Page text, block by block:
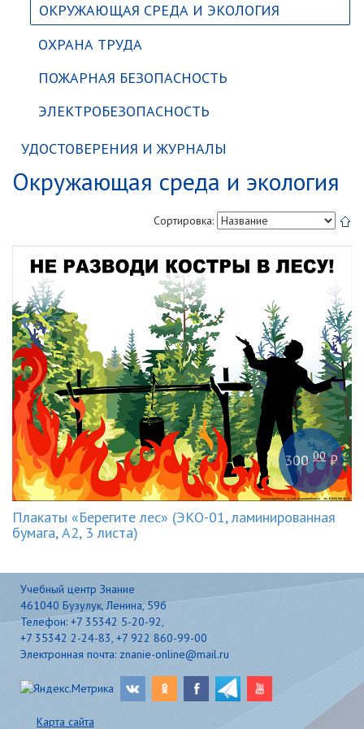
ОКРУЖАЮЩАЯ СРЕДА И ЭКОЛОГИЯ
ОХРАНА ТРУДА
ПОЖАРНАЯ БЕЗОПАСНОСТЬ
ЭЛЕКТРОБЕЗОПАСНОСТЬ
УДОСТОВЕРЕНИЯ И ЖУРНАЛЫ
Окружающая среда и экология
Сортировка:
300 00₽
Плакаты «Берегите лес» (ЭКО-01, ламинированная
бумага, А2, 3 листа)
Учебный центр Знание
461040 Бузулук, Ленина, 59б
Телефон: +7 35342 5-20-92,
+7 35342 2-24-83, +7 922 860-99-00
Электронная почта: znanie-online@mail.ru
Карта сайта